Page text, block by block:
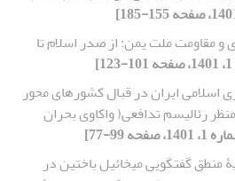
و مقاومت ملت یمن: از صدر اسلام تا
اسلامی ایران در قبال کشورهای محور
رئالیسم تدافعی( واکاوی بحران
منطق گفتگویی میخائیل باختین در